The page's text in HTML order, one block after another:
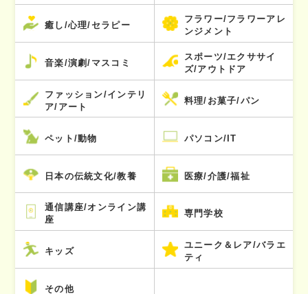
癒し/心理/セラピー
フラワー/フラワーアレ
ンジメント
音楽/演劇/マスコミ
スポーツ/エクササイ
ズ/アウトドア
ファッション/インテリ
ア/アート
料理/お菓子/パン
ペット/動物 パソコン/IT
日本の伝統文化/教養 医療/介護/福祉
通信講座/オンライン講
座
専門学校
キッズ
ユニーク＆レア/バラエ
ティ
その他